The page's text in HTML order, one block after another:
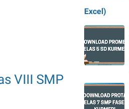
VIII SMP
Excel)